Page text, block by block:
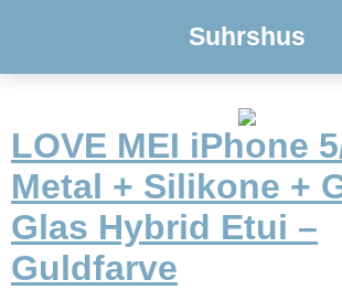
Suhrshus
LOVE MEI iPhone
Metal + Silikone +
Glas Hybrid Etui –
Guldfarve